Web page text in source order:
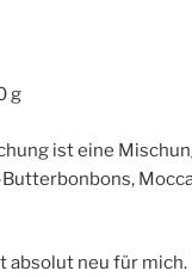
g
ist eine
absolut neu für mich.